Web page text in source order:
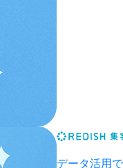
データ活用で